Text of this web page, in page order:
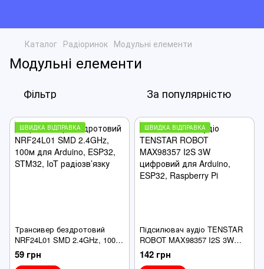
Каталог Радіоринок Модульні елементи
Модульні елементи
Фільтр За популярністю
ШВИДКА ВІДПРАВКА
Трансивер бездротовий
NRF24L01 SMD 2.4GHz, 100м
для Arduino, ESP32, STM32,
IoT радіозв’язку
59 грн
ШВИДКА ВІДПРАВКА
Підсилювач аудіо TENSTAR
ROBOT MAX98357 I2S 3W
цифровий для Arduino,
ESP32, Raspberry Pi
142 грн